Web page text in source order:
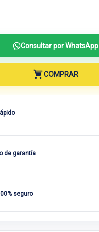
Consultar por WhatsApp
COMPRAR
de garantía
seguro